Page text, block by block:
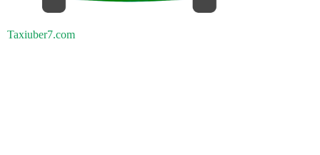
Taxiuber7.com